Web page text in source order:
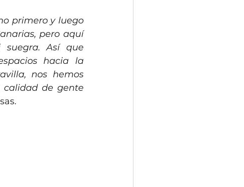
primero y luego
pero aquí
Así que
hacia la
nos hemos
calidad de gente